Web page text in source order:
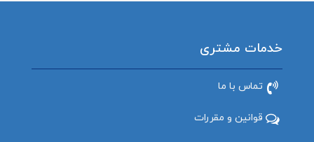
خدمات مشتری
تماس با ما
قوانین و مقررات